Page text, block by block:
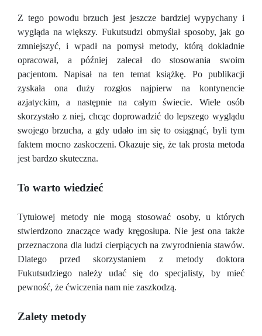
Z tego powodu brzuch jest jeszcze bardziej wypychany i
wygląda na większy. Fukutsudzi obmyślał sposoby, jak go
zmniejszyć, i wpadł na pomysł metody, którą dokładnie
opracował, a później zalecał do stosowania swoim
pacjentom. Napisał na ten temat książkę. Po publikacji
zyskała ona duży rozgłos najpierw na kontynencie
azjatyckim, a następnie na całym świecie. Wiele osób
skorzystało z niej, chcąc doprowadzić do lepszego wyglądu
swojego brzucha, a gdy udało im się to osiągnąć, byli tym
faktem mocno zaskoczeni. Okazuje się, że tak prosta metoda
jest bardzo skuteczna.
To warto wiedzieć
Tytułowej metody nie mogą stosować osoby, u których
stwierdzono znaczące wady kręgosłupa. Nie jest ona także
przeznaczona dla ludzi cierpiących na zwyrodnienia stawów.
Dlatego przed skorzystaniem z metody doktora
Fukutsudziego należy udać się do specjalisty, by mieć
pewność, że ćwiczenia nam nie zaszkodzą.
Zalety metody